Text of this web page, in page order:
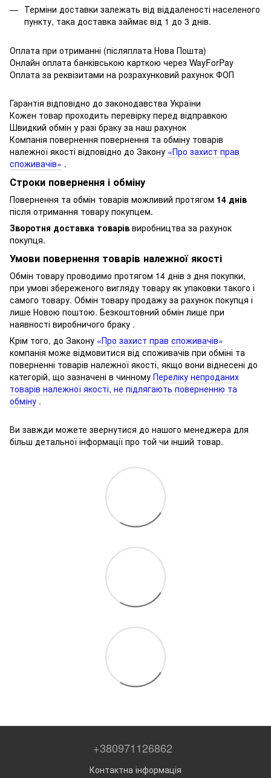
Терміни доставки залежать від віддаленості населеного
пункту, така доставка займає від 1 до 3 днів.
Оплата при отриманні (післяплата Нова Пошта)
Онлайн оплата банківською карткою через WayForPay
Оплата за реквізитами на розрахунковий рахунок ФОП
Гарантія відповідно до законодавства України
Кожен товар проходить перевірку перед відправкою
Швидкий обмін у разі браку за наш рахунок
Компанія повернення повернення та обміну товарів
належної якості відповідно до Закону «Про захист прав
споживачів» .
Строки повернення і обміну
Повернення та обмін товарів можливий протягом 14 днів
після отримання товару покупцем.
Зворотня доставка товарів виробництва за рахунок
покупця.
Умови повернення товарів належної якості
Обмін товару проводимо протягом 14 днів з дня покупки,
при умові збереженого вигляду товару як упаковки такого і
самого товару. Обмін товару продажу за рахунок покупця і
лише Новою поштою. Безкоштовний обмін лише при
наявності виробничого браку .
Крім того, до Закону «Про захист прав споживачів»
компанія може відмовитися від споживачів при обміні та
поверненні товарів належної якості, якщо вони віднесені до
категорій, що зазначені в чинному Переліку непроданих
товарів належної якості, не підлягають поверненню та
обміну .
Ви завжди можете звернутися до нашого менеджера для
більш детальної інформації про той чи інший товар.
+380971126862
Контактна інформація